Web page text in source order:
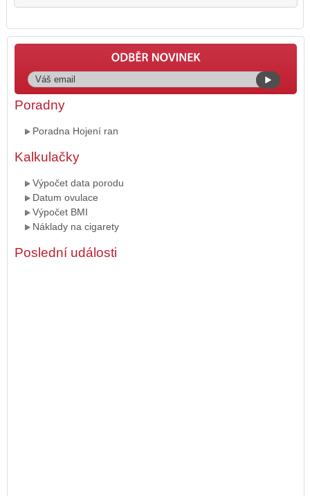
Poradny
Poradna Hojení ran
Kalkulačky
Výpočet data porodu
Datum ovulace
Výpočet BMI
Náklady na cigarety
Poslední události